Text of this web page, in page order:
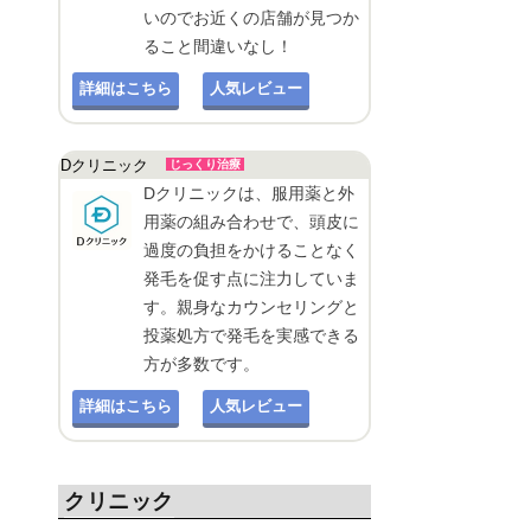
いのでお近くの店舗が見つか
ること間違いなし！
詳細はこちら 人気レビュー
Dクリニック じっくり治療
Dクリニックは、服用薬と外
用薬の組み合わせで、頭皮に
過度の負担をかけることなく
発毛を促す点に注力していま
す。親身なカウンセリングと
投薬処方で発毛を実感できる
方が多数です。
詳細はこちら 人気レビュー
クリニック